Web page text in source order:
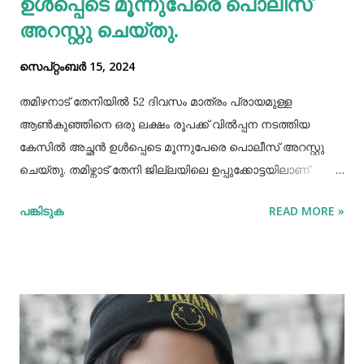
അറസ്റ്റു ചെയ്തു.
സെപ്റ്റംബർ 15, 2024
തമിഴനാട് തേനിയില്‍ 52 ദിവസം മാത്രം പ്രായമുള്ള
ആണ്‍കുഞ്ഞിനെ ഒരു ലക്ഷം രൂപക്ക് വില്‍പ്പന നടത്തിയ
കേസില്‍ അച്ഛൻ ഉള്‍പ്പെടെ മൂന്നുപേരെ പൊലീസ് അറസ്റ്റു
ചെയ്തു. തമിഴ്നാട് തേനി ജില്ലയിലെ ഉപ്പുക്കോട്ടയിലാണ്
സ്വദേശികളായ ദമ്ബതികളുമാണ് അറസ്റ്റിലായത്. തേനി
സമയവും മദ്യലഹരിയിലും. തന്‍റെ കുഞ്ഞിനെ ഒരു ലക്ഷം
രൂപക്ക് വില്‍പ്പന നടത്തിയതായി അച്ഛൻ
മദ്യലഹരിയിലിരിക്കെ സമീപവാസികളിലൊരാളോട് പറഞ്ഞു.
പങ്കിടുക READ MORE »